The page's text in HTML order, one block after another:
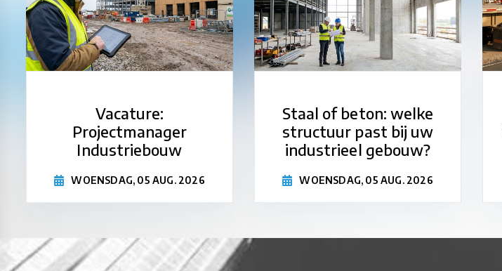
Vacature:
Projectmanager
Industriebouw
WOENSDAG, 05 AUG. 2026
Staal of beton: welke
structuur past bij uw
industrieel gebouw?
WOENSDAG, 05 AUG. 2026